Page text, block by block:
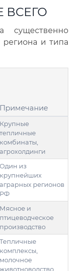
ВСЕГО
региона и типа
Примечание
Крупные
тепличные
комбинаты,
агрохолдинги
Один из
крупнейших
аграрных регионов
РФ
Мясное и
птицеводческое
производство
Тепличные
комплексы,
молочное
животноводство